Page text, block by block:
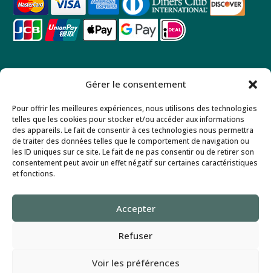
Gérer le consentement
Pour offrir les meilleures expériences, nous utilisons des technologies
telles que les cookies pour stocker et/ou accéder aux informations
des appareils. Le fait de consentir à ces technologies nous permettra
de traiter des données telles que le comportement de navigation ou
les ID uniques sur ce site. Le fait de ne pas consentir ou de retirer son
consentement peut avoir un effet négatif sur certaines caractéristiques
et fonctions.
Accepter
Refuser
Voir les préférences
Apartments
Extended Stays
Contact